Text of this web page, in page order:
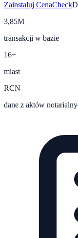
Zainstaluj CenaCheck
3,85M
transakcji w bazie
16+
miast
RCN
dane z aktów